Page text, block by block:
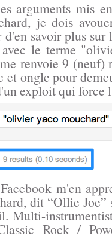
arguments mis
je dois
d'en savoir plus
le terme
renvoie 9 (neuf)
et ongle pour
exploit qui force
m'en
dit “Ollie Joe”
Multi-
Rock /